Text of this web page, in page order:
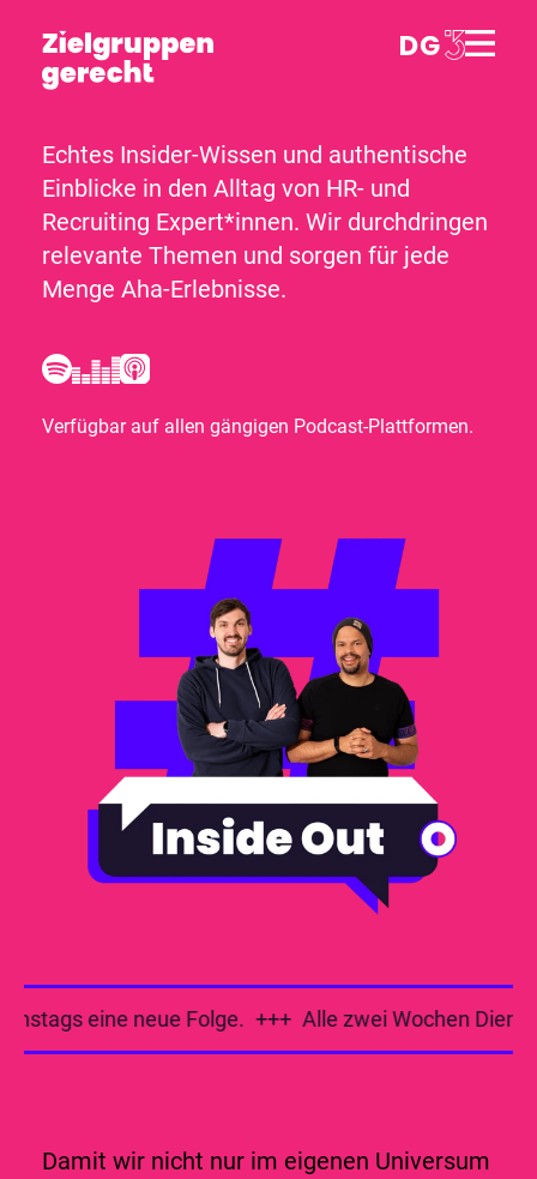
Echtes Insider-Wissen und authentische
Einblicke in den Alltag von HR- und
Recruiting Expert*innen. Wir durchdringen
relevante Themen und sorgen für jede
Menge Aha-Erlebnisse.
Verfügbar auf allen gängigen Podcast-Plattformen.
eine neue Folge. +++ Alle zwei Wochen
Damit wir nicht nur im eigenen Universum